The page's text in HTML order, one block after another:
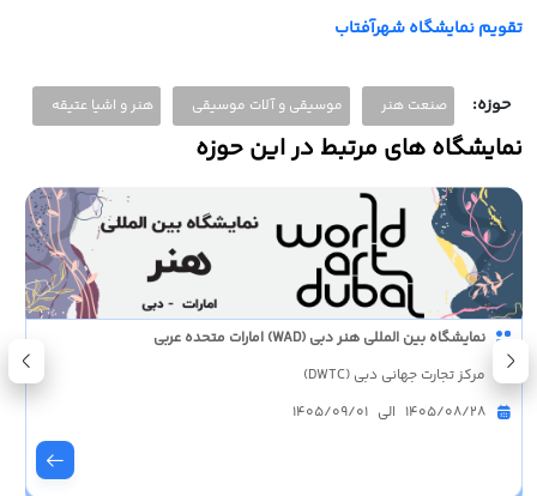
تقویم نمایشگاه شهرآفتاب
حوزه: صنعت هنر موسیقی و آلات موسیقی هنر و اشیا عتیقه
نمایشگاه های مرتبط در این حوزه
نمایشگاه بین المللی هنر دبی (WAD) امارات متحده عربی
مرکز تجارت جهانی دبی (DWTC)
1405/08/28 الی 1405/09/01